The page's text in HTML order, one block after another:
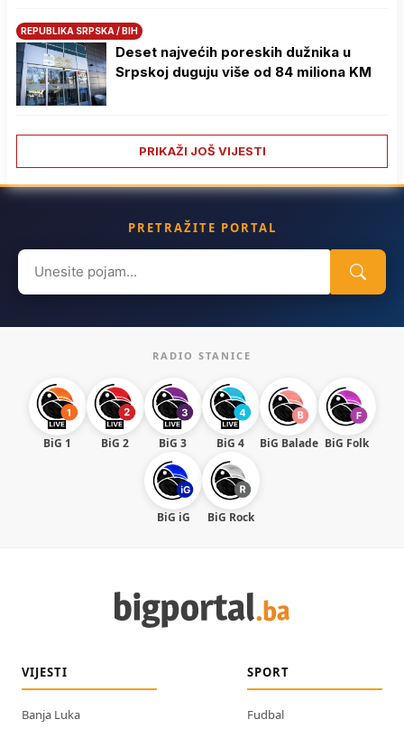
REPUBLIKA SRPSKA / BIH
Deset najvećih poreskih dužnika u
Srpskoj duguju više od 84 miliona KM
PRIKAŽI JOŠ VIJESTI
PRETRAŽITE PORTAL
Search
for:
RADIO STANICE
BiG 1 BiG 2 BiG 3 BiG 4 BiG Balade BiG Folk
BiG iG BiG Rock
VIJESTI
Banja Luka
SPORT
Fudbal